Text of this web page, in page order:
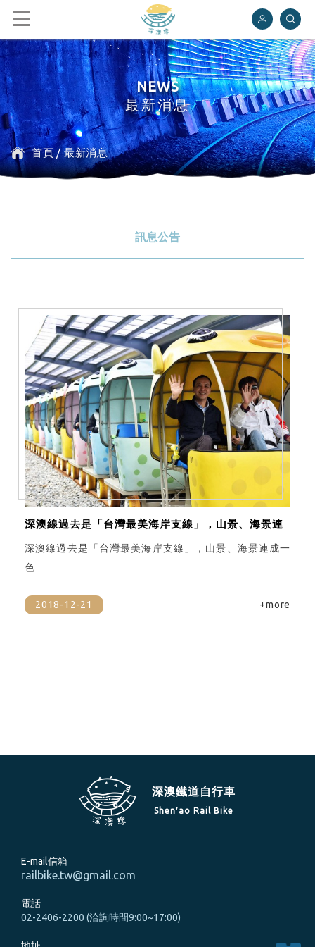
深澳鐵道自行車
NEWS
最新消息
首頁/最新消息
訊息公告
深澳線過去是「台灣最美海岸支線」，山景、海景連
成一色
深澳線過去是「台灣最美海岸支線」，山景、海景連成一
色
2018-12-21 +more
深澳鐵道自行車
Shen′ao Rail Bike
E-mail信箱
railbike.tw@gmail.com
電話
02-2406-2200 (洽詢時間9:00~17:00)